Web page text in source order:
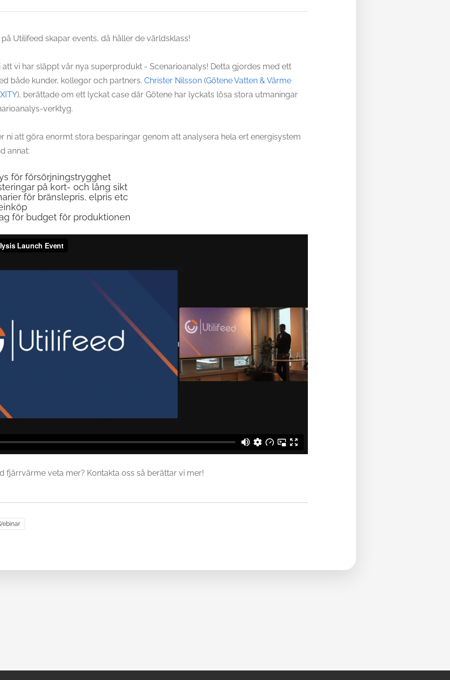
Utilifeed skapar events, då håller de världsklass!
att vi har släppt vår nya superprodukt - Scenarioanalys! Detta gjordes med ett
både kunder, kollegor och partners. Christer Nilsson (Götene Vatten & Värme
), berättade om ett lyckat case där Götene har lyckats lösa stora utmaningar
verktyg.
ni att göra enormt stora besparingar genom att analysera hela ert energisystem
annat:
för försörjningstrygghet
på kort- och lång sikt
för bränslepris, elpris etc
för budget för produktionen
fjärrvärme veta mer? Kontakta oss så berättar vi mer!